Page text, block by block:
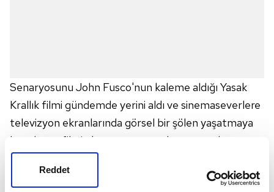
Reddet
Senaryosunu John Fusco'nun kaleme aldığı Yasak
Krallık filmi gündemde yerini aldı ve sinemaseverlere
televizyon ekranlarında görsel bir şölen yaşatmaya
hazırlanan filmin konusu, oyuncuları araştırılmaya
başladı. Güçlü senaryosu ve başarılı oyuncularıyla
dikkat çeken filme dair detaylar haberimizde...